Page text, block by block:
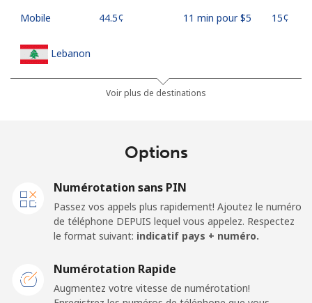
Mobile ⁦44.5¢⁩ 11 min pour ⁦$5⁩ ⁦15¢⁩
Lebanon
⁦13.5¢⁩ 37 min pour ⁦$5⁩
Ligne fixe
⁦61.9¢⁩ 8 min pour ⁦$5⁩
Liberia
Voir plus de destinations
Options
Numérotation sans PIN
Passez vos appels plus rapidement! Ajoutez le numéro
de téléphone DEPUIS lequel vous appelez. Respectez
le format suivant: indicatif pays + numéro.
Numérotation Rapide
Augmentez votre vitesse de numérotation!